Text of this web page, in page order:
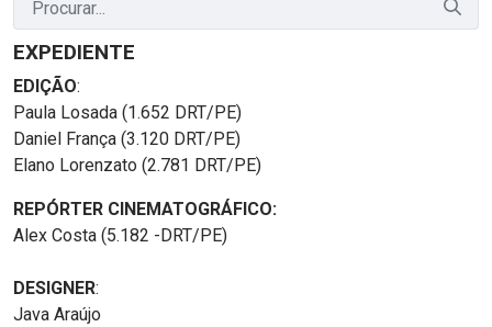
EXPEDIENTE
EDIÇÃO:
Paula Losada (1.652 DRT/PE)
Daniel França (3.120 DRT/PE)
Elano Lorenzato (2.781 DRT/PE)
REPÓRTER CINEMATOGRÁFICO:
Alex Costa (5.182 -DRT/PE)
DESIGNER:
Java Araújo